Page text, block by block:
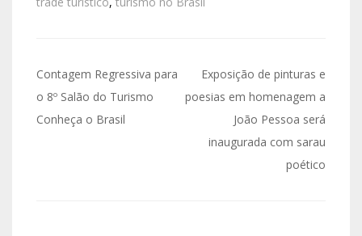
Contagem Regressiva para
o 8º Salão do Turismo
Conheça o Brasil
Exposição de pinturas e
poesias em homenagem a
João Pessoa será
inaugurada com sarau
poético